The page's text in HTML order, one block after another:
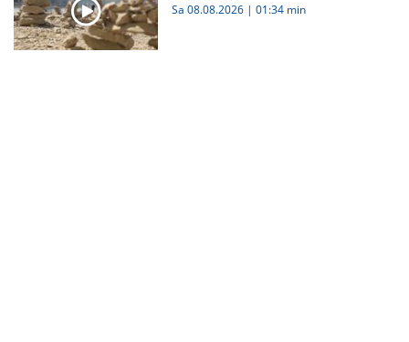
Sa 08.08.2026 | 01:34 min